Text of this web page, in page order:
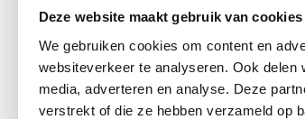
Deze website maakt gebruik van cookies
We gebruiken cookies om content en
websiteverkeer te analyseren. Ook
media, adverteren en analyse. Deze
verstrekt of die ze hebben verzameld op